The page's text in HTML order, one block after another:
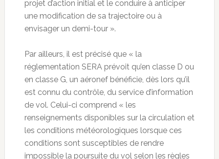
projet d’action initial et le conduire à anticiper
une modification de sa trajectoire ou à
envisager un demi-tour ».
Par ailleurs, il est précisé que « la
réglementation SERA prévoit qu’en classe D ou
en classe G, un aéronef bénéficie, dès lors qu’il
est connu du contrôle, du service d’information
de vol. Celui-ci comprend « les
renseignements disponibles sur la circulation et
les conditions météorologiques lorsque ces
conditions sont susceptibles de rendre
impossible la poursuite du vol selon les règles